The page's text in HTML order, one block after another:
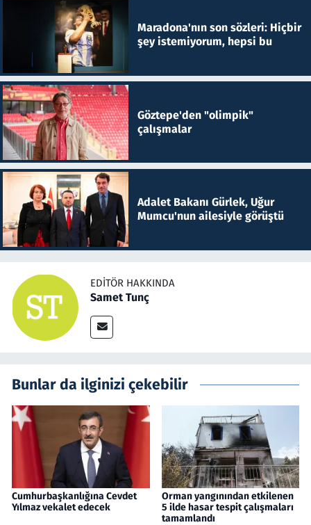
Maradona'nın son sözleri: Hiçbir
şey istemiyorum, hepsi bu
Göztepe'den "olimpik"
çalışmalar
Adalet Bakanı Gürlek, Uğur
Mumcu'nun ailesiyle görüştü
EDITÖR HAKKINDA
Samet Tunç
Bunlar da ilginizi çekebilir
Cumhurbaşkanlığına Cevdet
Yılmaz vekalet edecek
Orman yangınından etkilenen
5 ilde hasar tespit çalışmaları
tamamlandı